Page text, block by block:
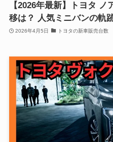
【2026年最新】トヨタ
移は？ 人気ミニバンの軌
2026年4月5日 トヨタの新車販売台数